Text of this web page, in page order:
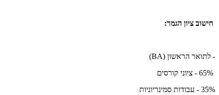
חישוב ציון הגמר:
- לתואר הראשון (BA
)
35% - עבודות סמינריוניות